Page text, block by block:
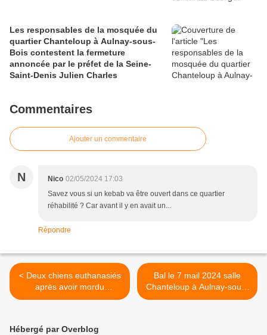
Les responsables de la mosquée du
quartier Chanteloup à Aulnay-sous-
Bois contestent la fermeture
annoncée par le préfet de la Seine-
Saint-Denis Julien Charles
Commentaires
Ajouter un commentaire
N Nico 02/05/2024 17:03
Savez vous si un kebab va être ouvert dans ce quartier
réhabilité ? Car avant il y en avait un...
Répondre
< Deux chiens euthanasiés
après avoir mordu
grièvement une femme à
Bal le 7 mail 2024 salle
Chanteloup à Aulnay-sous-
Bois >
Hébergé par Overblog